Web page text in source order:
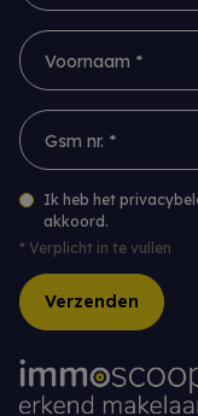
Voornaam *
Gsm nr. *
Ik heb het
akkoord.
* Verplicht in te vullen
Verzenden